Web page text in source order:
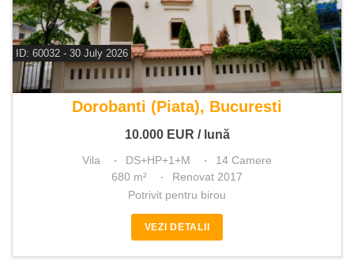
ID: 60032 - 30 July 2026
De inchiriat vila 14 camere
Dorobanti (Piata), Bucuresti
10.000 EUR / lună
Vila DS+HP+1+M
14 Camere
680 m²
Renovat 2017
Potrivit pentru birou
VEZI DETALII